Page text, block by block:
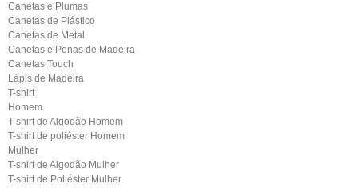
Canetas e Plumas
Canetas de Plástico
Canetas de Metal
Canetas e Penas de Madeira
Canetas Touch
Lápis de Madeira
T-shirt
Homem
T-shirt de Algodão Homem
T-shirt de poliéster Homem
Mulher
T-shirt de Algodão Mulher
T-shirt de Poliéster Mulher